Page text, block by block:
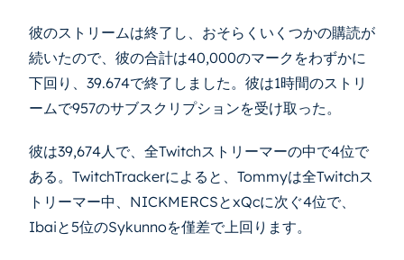
彼のストリームは終了し、おそらくいくつかの購読が
続いたので、彼の合計は40,000のマークをわずかに
下回り、39.674で終了しました。彼は1時間のストリ
ームで957のサブスクリプションを受け取った。
彼は39,674人で、全Twitchストリーマーの中で4位で
ある。TwitchTrackerによると、Tommyは全Twitchス
トリーマー中、NICKMERCSとxQcに次ぐ4位で、
Ibaiと5位のSykunnoを僅差で上回ります。